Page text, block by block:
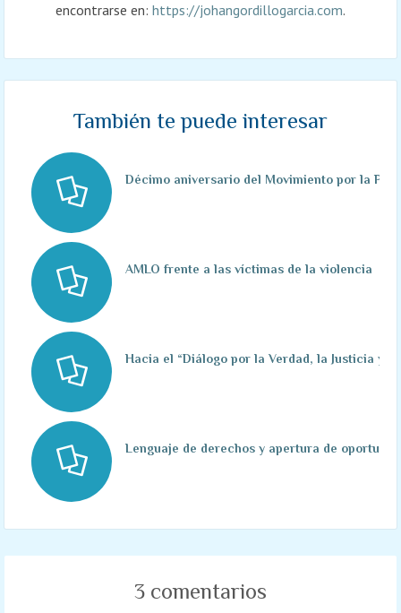
encontrarse en: https://johangordillogarcia.com.
También te puede interesar
Décimo aniversario del Movimiento por la Paz
AMLO frente a las víctimas de la violencia
Hacia el “Diálogo por la Verdad, la Justicia y la
Lenguaje de derechos y apertura de
3 comentarios